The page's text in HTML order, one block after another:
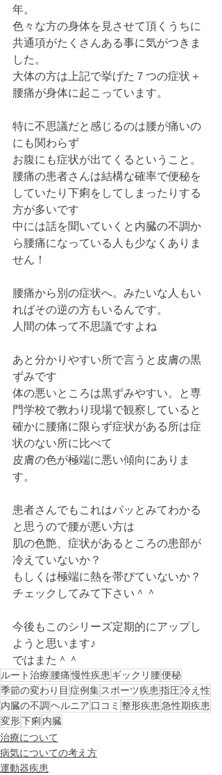
年。
色々な方の身体を見させて頂くうちに
共通項がたくさんある事に気がつきま
した。
大体の方は上記で挙げた７つの症状＋
腰痛が身体に起こっています。
特に不思議だと感じるのは腰が痛いの
にも関わらず
お腹にも症状が出てくるということ。
腰痛の患者さんは結構な確率で便秘を
していたり下痢をしてしまったりする
方が多いです
中には話を聞いていくと内臓の不調か
ら腰痛になっている人も少なくありま
せん！
腰痛から別の症状へ。みたいな人もい
ればその逆の方もいるんです。
人間の体って不思議ですよね
あと分かりやすい所で言うと皮膚の黒
ずみです
体の悪いところは黒ずみやすい。と専
門学校で教わり現場で観察していると
確かに腰痛に限らず症状がある所は症
状のない所に比べて
皮膚の色が極端に悪い傾向にありま
す。
患者さんでもこれはパッとみてわかる
と思うので腰が悪い方は
肌の色艶、症状があるところの患部が
冷えていないか？
もしくは極端に熱を帯びていないか？
チェックしてみて下さい＾＾
今後もこのシリーズ定期的にアップし
ようと思います♪
ではまた＾＾
ルート治療 腰痛慢性疾患 ギックリ腰便秘
季節の変わり目 症例集スポーツ疾患指圧冷え性
内臓の不調ヘルニア 口コミ 整形疾患急性期疾患
変形下痢 内臓
治療について
病気についての考え方
運動器疾患